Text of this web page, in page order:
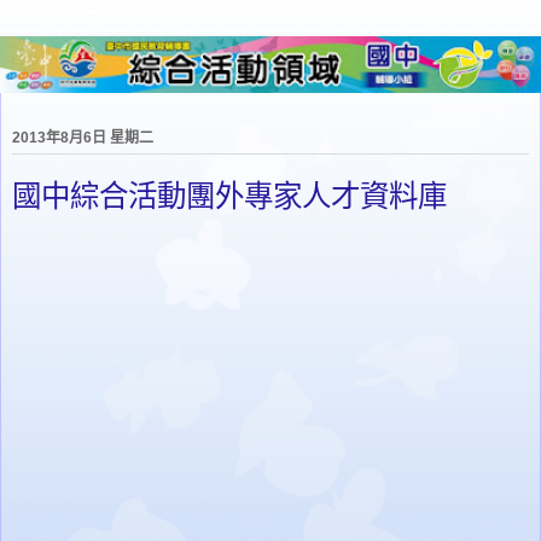
2013年8月6日 星期二
國中綜合活動團外專家人才資料庫